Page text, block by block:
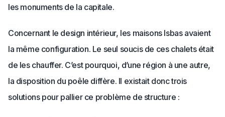
les monuments de la capitale.
Concernant le design intérieur, les maisons Isbas avaient
la même configuration. Le seul soucis de ces chalets était
de les chauffer. C’est pourquoi, d’une région à une autre,
la disposition du poêle diffère. Il existait donc trois
solutions pour pallier ce problème de structure :